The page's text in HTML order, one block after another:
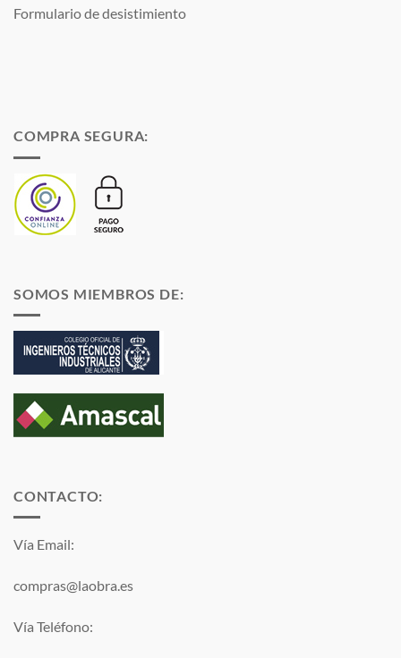
Formulario de desistimiento
COMPRA SEGURA:
SOMOS MIEMBROS DE:
CONTACTO:
Vía Email:
compras@laobra.es
Vía Teléfono: